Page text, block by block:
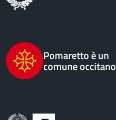
Pomaretto è un
comune occitano